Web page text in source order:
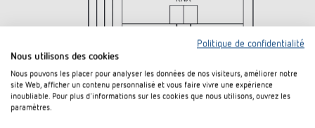
Politique de confidentialité
Nous utilisons des cookies
Nous pouvons les placer pour analyser les données de nos visiteurs, améliorer notre
site Web, afficher un contenu personnalisé et vous faire vivre une expérience
inoubliable. Pour plus d'informations sur les cookies que nous utilisons, ouvrez les
paramètres.